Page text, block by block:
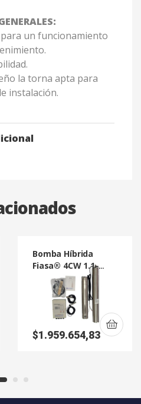
para un funcionamiento
la torna apta para
instalación.
Bomba Híbrida
Fiasa® 4CW 1.1-
4/126
$1.959.654,83